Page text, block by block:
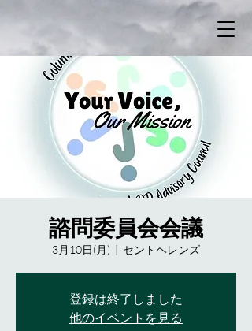
諮問委員会会議
3月10日(月)
  |
セントヘレンズ
登録は終了しました
他のイベントを見る